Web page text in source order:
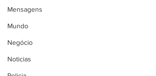
Mensagens
Mundo
Negócio
Noticias